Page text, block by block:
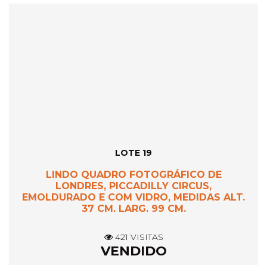
LOTE 19
LINDO QUADRO FOTOGRÁFICO DE
LONDRES, PICCADILLY CIRCUS,
EMOLDURADO E COM VIDRO, MEDIDAS ALT.
37 CM. LARG. 99 CM.
421 VISITAS
VENDIDO